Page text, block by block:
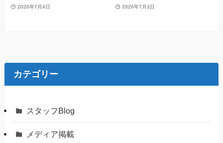
2026年7月4日 2026年7月3日
カテゴリー
スタッフBlog
メディア掲載